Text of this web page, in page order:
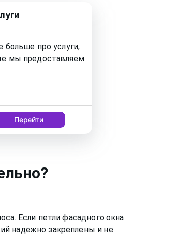
больше про услуги,
мы предоставляем
Перейти
Если петли фасадного окна
надежно закреплены и не